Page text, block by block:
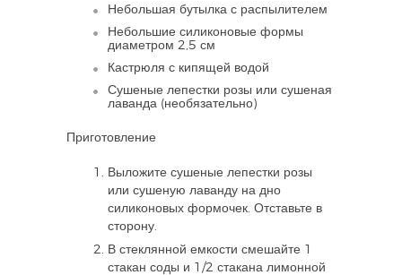
Небольшая бутылка с распылителем
Небольшие силиконовые формы
диаметром 2,5 см
Кастрюля с кипящей водой
Сушеные лепестки розы или сушеная
лаванда (необязательно)
Приготовление
Выложите сушеные лепестки розы
или сушеную лаванду на дно
силиконовых формочек. Отставьте в
сторону.
В стеклянной емкости смешайте 1
стакан соды и 1/2 стакана лимонной